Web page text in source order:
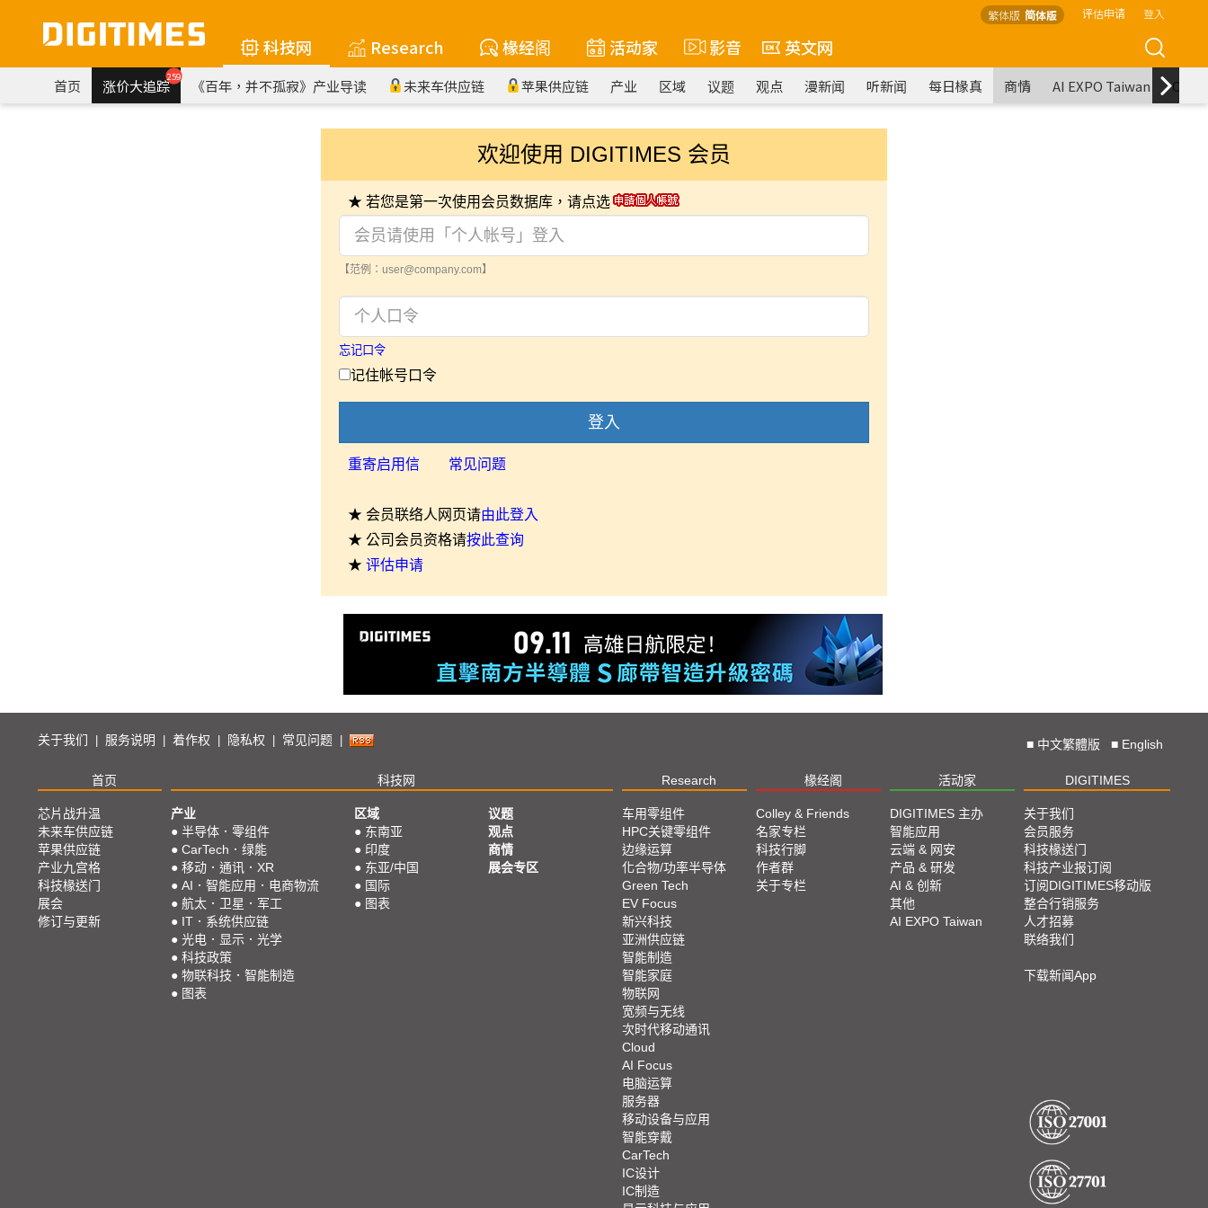
繁体版 简体版 评估申请 登入
科技网 Research 椽经阁 活动家 影音 英文网
首页 涨价大追踪259 《百年，并不孤寂》产业导读 未来车供应链 苹果供应链 产业 区域 议题 观点 漫新闻 听新闻 每日椽真 商情 AI EXPO Taiwan
欢迎使用 DIGITIMES 会员
★ 若您是第一次使用会员数据库，请点选
【范例：user@company.com】
忘记口令
记住帐号口令
登入
重寄启用信 常见问题
★ 会员联络人网页请由此登入
★ 公司会员资格请按此查询
★ 评估申请
关于我们 服务说明 着作权 隐私权 常见问题 ■ 中文繁體版 ■ English
首页 科技网 Research 椽经阁 活动家 DIGITIMES
芯片战升温
未来车供应链
苹果供应链
产业九宫格
科技椽送门
展会
修订与更新
产业
● 半导体．零组件
● CarTech．绿能
● 移动．通讯．XR
● AI．智能应用．电商物流
● 航太．卫星．军工
● IT．系统供应链
● 光电．显示．光学
● 科技政策
● 物联科技．智能制造
● 图表
区域
● 东南亚
● 印度
● 东亚/中国
● 国际
● 图表
议题
观点
商情
展会专区
车用零组件
HPC关键零组件
边缘运算
化合物/功率半导体
Green Tech
EV Focus
新兴科技
亚洲供应链
智能制造
智能家庭
物联网
宽频与无线
次时代移动通讯
Cloud
AI Focus
电脑运算
服务器
移动设备与应用
智能穿戴
CarTech
IC设计
IC制造
Colley & Friends
名家专栏
科技行脚
作者群
关于专栏
DIGITIMES 主办
智能应用
云端 & 网安
产品 & 研发
AI & 创新
其他
AI EXPO Taiwan
关于我们
会员服务
科技椽送门
科技产业报订阅
订阅DIGITIMES移动版
整合行销服务
人才招募
联络我们
下载新闻App